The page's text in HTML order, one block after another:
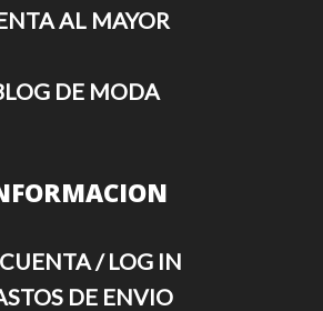
AL MAYOR
DE MODA
/ LOG IN
DE ENVIO